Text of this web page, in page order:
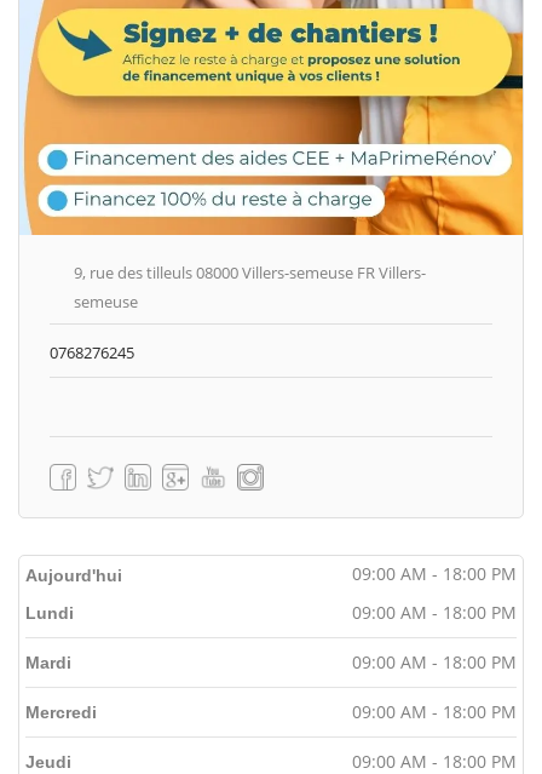
9, rue des tilleuls 08000 Villers-semeuse FR Villers-
semeuse
0768276245
Aujourd'hui 09:00 AM - 18:00 PM
Lundi 09:00 AM - 18:00 PM
Mardi 09:00 AM - 18:00 PM
Mercredi 09:00 AM - 18:00 PM
Jeudi 09:00 AM - 18:00 PM